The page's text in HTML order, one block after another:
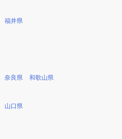
福井県
奈良県 和歌山県
山口県